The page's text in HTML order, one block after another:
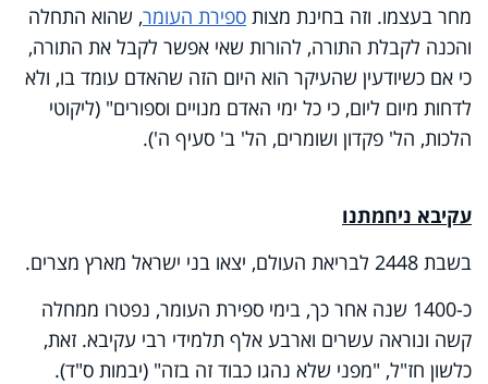
מחר בעצמו. וזה בחינת מצות ספירת העומר, שהוא התחלה
והכנה לקבלת התורה, להורות שאי אפשר לקבל את התורה,
כי אם כשיודעין שהעיקר הוא היום הזה שהאדם עומד בו, ולא
לדחות מיום ליום, כי כל ימי האדם מנויים וספורים" (ליקוטי
הלכות, הל' פקדון ושומרים, הל' ב' סעיף ה').
עקיבא ניחמתנו
בשבת 2448 לבריאת העולם, יצאו בני ישראל מארץ מצרים.
כ-1400 שנה אחר כך, בימי ספירת העומר, נפטרו ממחלה
קשה ונוראה עשרים וארבע אלף תלמידי רבי עקיבא. זאת,
כלשון חז"ל, "מפני שלא נהגו כבוד זה בזה" (יבמות ס"ד).